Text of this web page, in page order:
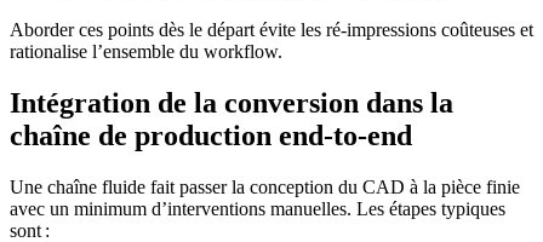
Aborder ces points dès le départ évite les ré‑impressions coûteuses et
rationalise l’ensemble du workflow.
Intégration de la conversion dans la
chaîne de production end‑to‑end
Une chaîne fluide fait passer la conception du CAD à la pièce finie
avec un minimum d’interventions manuelles. Les étapes typiques
sont :